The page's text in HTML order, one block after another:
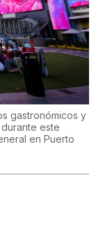
gastronómicos y
este
en Puerto